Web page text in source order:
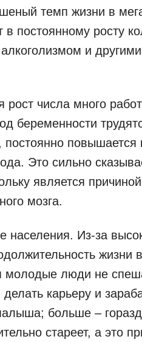
темп жизни в
в постоянному росту
и
рост числа много
беременности
постоянно повышается
Это сильно
является
мозга.
населения. Из-за
жизни
люди не
карьеру и
больше –
стареет, а это